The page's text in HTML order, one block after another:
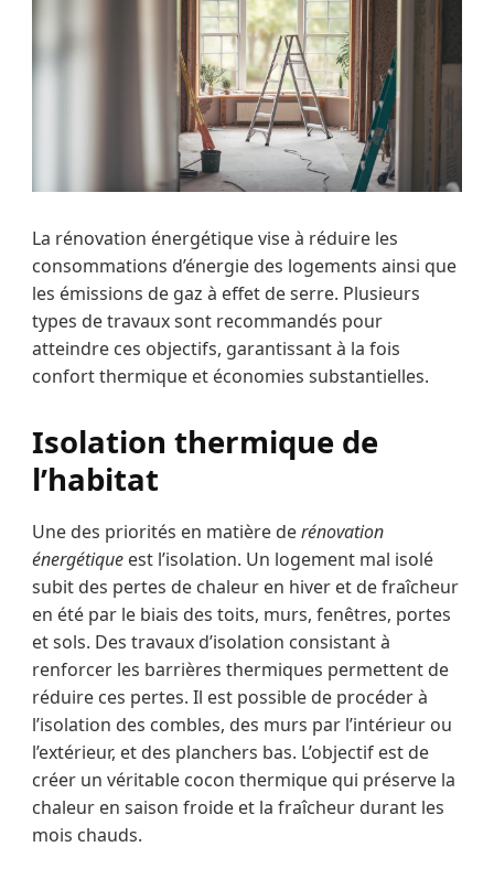
La rénovation énergétique vise à réduire les
consommations d’énergie des logements ainsi que
les émissions de gaz à effet de serre. Plusieurs
types de travaux sont recommandés pour
atteindre ces objectifs, garantissant à la fois
confort thermique et économies substantielles.
Isolation thermique de
l’habitat
Une des priorités en matière derénovation
énergétique est l’isolation. Un logement mal isolé
subit des pertes de chaleur en hiver et de fraîcheur
en été par le biais des toits, murs, fenêtres, portes
et sols. Des travaux d’isolation consistant à
renforcer les barrières thermiques permettent de
réduire ces pertes. Il est possible de procéder à
l’isolation des combles, des murs par l’intérieur ou
l’extérieur, et des planchers bas. L’objectif est de
créer un véritable cocon thermique qui préserve la
chaleur en saison froide et la fraîcheur durant les
mois chauds.